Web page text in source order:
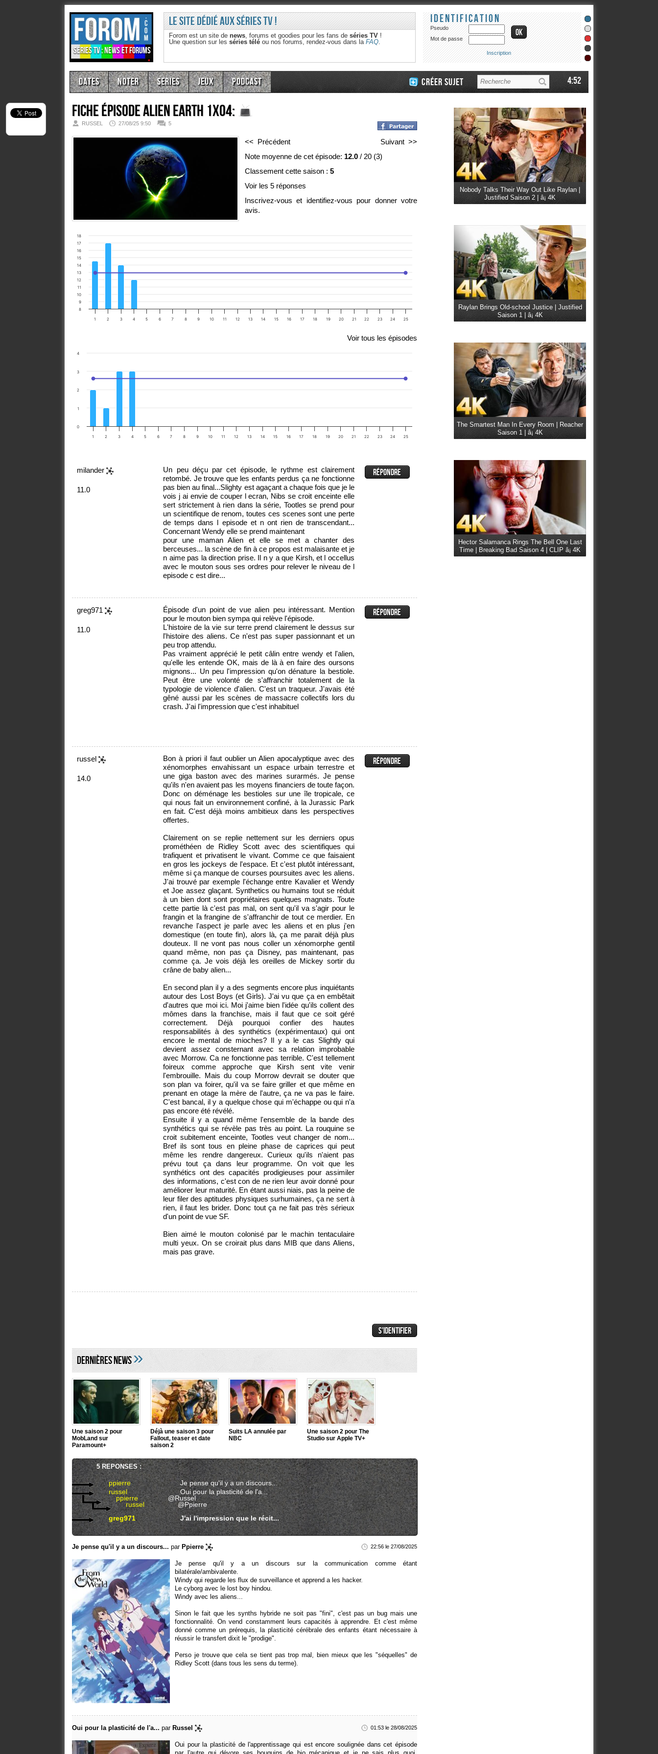
Séries TV : news et forums
Le site dédié aux séries TV !
Forom est un site de news, forums et goodies pour les fans de séries TV!
Une question sur les séries téléou nos forums, rendez-vous dans la FAQ.
Identification
Pseudo
Mot de passe
Inscription
Dates Noter Series Jeux Podcast Créer sujet 4:52
Fiche épisodeAlien Earth 1x04:
RUSSEL 27/08/25 9:50 5
<< Précédent
Suivant >>
Note moyenne de cet épisode: 12.0/ 20(3)
Classement cette saison : 5
Voir les 5 réponses
Inscrivez-vous et identifiez-vous pour donner votre
avis.
1 2 3 4 5 6 7 8 9 10 11 12 13 14 15 16 17 18 19 20 21 22 23 24 25
8
9
10
11
12
13
14
15
16
17
18
Voir tous les épisodes
1 2 3 4 5 6 7 8 9 10 11 12 13 14 15 16 17 18 19 20 21 22 23 24 25
0
1
2
3
4
milander
11.0
Un peu déçu par cet épisode, le rythme est clairement
retombé. Je trouve que les enfants perdus ça ne fonctionne
pas bien au final...Slighty est agaçant a chaque fois que je le
vois j ai envie de couper l ecran, Nibs se croit enceinte elle
sert strictement à rien dans la série, Tootles se prend pour
un scientifique de renom, toutes ces scenes sont une perte
de temps dans l episode et n ont rien de transcendant...
Concernant Wendy elle se prend maintenant
pour une maman Alien et elle se met a chanter des
berceuses... la scène de fin à ce propos est malaisante et je
n aime pas la direction prise. Il n y a que Kirsh, et l occellus
avec le mouton sous ses ordres pour relever le niveau de l
episode c est dire...
greg971
11.0
Épisode d'un point de vue alien peu intéressant. Mention
pour le mouton bien sympa qui relève l'épisode.
L'histoire de la vie sur terre prend clairement le dessus sur
l'histoire des aliens. Ce n'est pas super passionnant et un
peu trop attendu.
Pas vraiment apprécié le petit câlin entre wendy et l'alien,
qu'elle les entende OK, mais de là à en faire des oursons
mignons... Un peu l'impression qu'on dénature la bestiole.
Peut être une volonté de s'affranchir totalement de la
typologie de violence d'alien. C'est un traqueur. J'avais été
gêné aussi par les scènes de massacre collectifs lors du
crash. J'ai l'impression que c'est inhabituel
russel
14.0
Bon à priori il faut oublier un Alien apocalyptique avec des
xénomorphes envahissant un espace urbain terrestre et
une giga baston avec des marines surarmés. Je pense
qu'ils n'en avaient pas les moyens financiers de toute façon.
Donc on déménage les bestioles sur une île tropicale, ce
qui nous fait un environnement confiné, à la Jurassic Park
en fait. C'est déjà moins ambitieux dans les perspectives
offertes.
Clairement on se replie nettement sur les derniers opus
prométhéen de Ridley Scott avec des scientifiques qui
trafiquent et privatisent le vivant. Comme ce que faisaient
en gros les jockeys de l'espace. Et c'est plutôt intéressant,
même si ça manque de courses poursuites avec les aliens.
J'ai trouvé par exemple l'échange entre Kavalier et Wendy
et Joe assez glaçant. Synthetics ou humains tout se réduit
à un bien dont sont propriétaires quelques magnats. Toute
cette partie là c'est pas mal, on sent qu'il va s'agir pour le
frangin et la frangine de s'affranchir de tout ce merdier. En
revanche l'aspect je parle avec les aliens et en plus j'en
domestique (en toute fin), alors là, ça me parait déjà plus
douteux. Il ne vont pas nous coller un xénomorphe gentil
quand même, non pas ça Disney, pas maintenant, pas
comme ça. Je vois déjà les oreilles de Mickey sortir du
crâne de baby alien...
En second plan il y a des segments encore plus inquiétants
autour des Lost Boys (et Girls). J'ai vu que ça en embêtait
d'autres que moi ici. Moi j'aime bien l'idée qu'ils collent des
mômes dans la franchise, mais il faut que ce soit géré
correctement. Déjà pourquoi confier des hautes
responsabilités à des synthétics (expérimentaux) qui ont
encore le mental de mioches? Il y a le cas Slightly qui
devient assez consternant avec sa relation improbable
avec Morrow. Ca ne fonctionne pas terrible. C'est tellement
foireux comme approche que Kirsh sent vite venir
l'embrouille. Mais du coup Morrow devrait se douter que
son plan va foirer, qu'il va se faire griller et que même en
prenant en otage la mère de l'autre, ça ne va pas le faire.
C'est bancal, il y a quelque chose qui m'échappe ou qui n'a
pas encore été révélé.
Ensuite il y a quand même l'ensemble de la bande des
synthétics qui se révèle pas très au point. La rouquine se
croit subitement enceinte, Tootles veut changer de nom...
Bref ils sont tous en pleine phase de caprices qui peut
même les rendre dangereux. Curieux qu'ils n'aient pas
prévu tout ça dans leur programme. On voit que les
synthétics ont des capacités prodigieuses pour assimiler
des informations, c'est con de ne rien leur avoir donné pour
améliorer leur maturité. En étant aussi niais, pas la peine de
leur filer des aptitudes physiques surhumaines, ça ne sert à
rien, il faut les brider. Donc tout ça ne fait pas très sérieux
d'un point de vue SF.
Bien aimé le mouton colonisé par le machin tentaculaire
multi yeux. On se croirait plus dans MIB que dans Aliens,
mais pas grave.
DERNIÈRES NEWS»
Une saison 2 pour
MobLand sur
Paramount+
Déjà une saison 3 pour
Fallout, teaser et date
saison 2
Suits LA annulée par
NBC
Une saison 2 pour The
Studio sur Apple TV+
5 REPONSES :
ppierre
Je pense qu'il y a un discours...
russel
Oui pour la plasticité de l'a...
ppierre
@Russel
russel
@Ppierre
greg971
J'ai l'impression que le récit...
Je pense qu'il y a un discours... par Ppierre 22:56 le 27/08/2025
Je pense qu'il y a un discours sur la communication comme étant
bilatérale/ambivalente.
Windy qui regarde les flux de surveillance et apprend a les hacker.
Le cyborg avec le lost boy hindou.
Windy avec les aliens...
Sinon le fait que les synths hybride ne soit pas "fini", c'est pas un bug mais une
fonctionnalité. On vend constamment leurs capacités à apprendre. Et c'est même
donné comme un prérequis, la plasticité cérébrale des enfants étant nécessaire à
réussir le transfert dixit le "prodige".
Perso je trouve que cela se tient pas trop mal, bien mieux que les "séquelles" de
Ridley Scott (dans tous les sens du terme).
Oui pour la plasticité de l'a... par Russel 01:53 le 28/08/2025
Oui pour la plasticité de l'apprentissage qui est encore soulignée dans cet épisode
Nobody Talks Their Way Out Like Raylan |
Justified Saison 2 | â¡ 4K
Raylan Brings Old-school Justice | Justified
Saison 1 | â¡ 4K
The Smartest Man In Every Room | Reacher
Saison 1 | â¡ 4K
Hector Salamanca Rings The Bell One Last
Time | Breaking Bad Saison 4 | CLIP â¡ 4K